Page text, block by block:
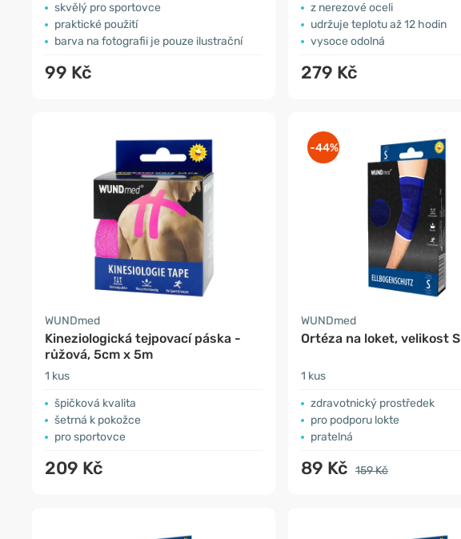
skvělý pro sportovce
praktické použití
barva na fotografii je pouze ilustrační
99 Kč
z nerezové oceli
udržuje teplotu až 12 hodin
vysoce odolná
279 Kč
WUNDmed
Kineziologická tejpovací páska -
růžová, 5cm x 5m
1 kus
špičková kvalita
šetrná k pokožce
pro sportovce
209 Kč
-44%
WUNDmed
Ortéza na loket, velikost S
1 kus
zdravotnický prostředek
pro podporu lokte
pratelná
89 Kč 159 Kč